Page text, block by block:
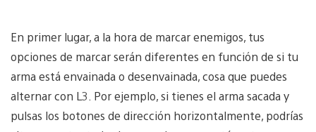
En primer lugar, a la hora de marcar enemigos, tus
opciones de marcar serán diferentes en función de si tu
arma está envainada o desenvainada, cosa que puedes
alternar con L3. Por ejemplo, si tienes el arma sacada y
pulsas los botones de dirección horizontalmente, podrías